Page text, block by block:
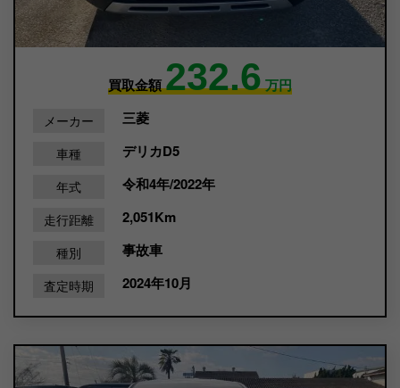
買取金額232.6万円
メーカー 三菱
車種 デリカD5
年式 令和4年/2022年
走行距離 2,051Km
種別 事故車
査定時期 2024年10月